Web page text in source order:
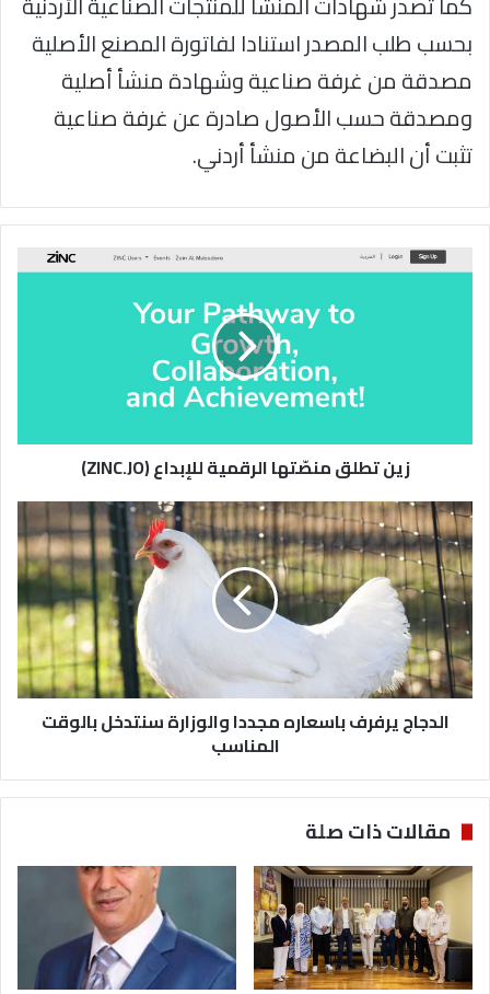
بحسب طلب المصدر استنادا لفاتورة المصنع الأصلية
مصدقة من غرفة صناعية وشهادة منشأ أصلية
ومصدقة حسب الأصول صادرة عن غرفة صناعية
تثبت أن البضاعة من منشأ أردني.
تطلق
زين تطلق منصّتها الرقمية للإبداع (ZINC.JO)
الدجاج
يرفرف
باسعاره
مجددا
والوزارة
سنتدخل
بالوقت
المناسب
الدجاج يرفرف باسعاره مجددا والوزارة سنتدخل بالوقت
المناسب
مقالات ذات صلة